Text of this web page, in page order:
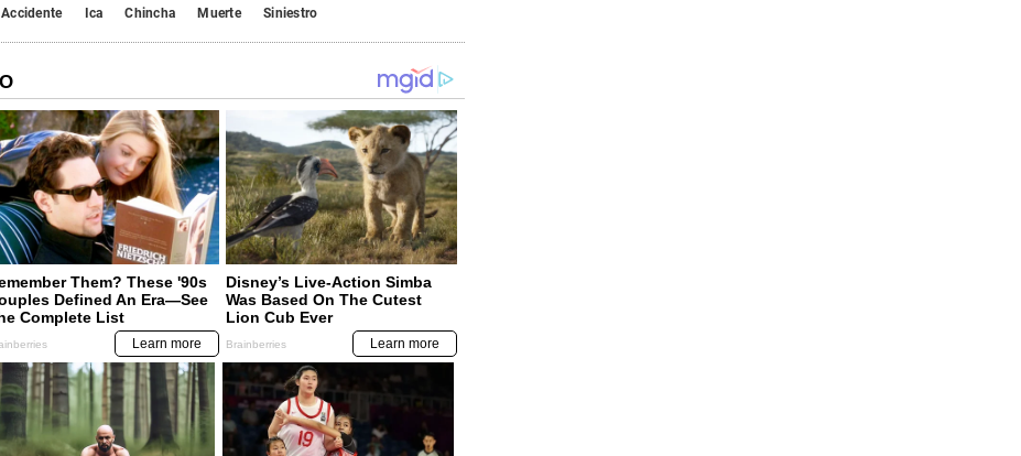
Accidente Ica Chincha Muerte Siniestro